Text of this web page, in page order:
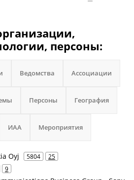
персоны:
Ведомства Ассоциации
Персоны География
ИАА Мероприятия
Oyj 5804 25
9